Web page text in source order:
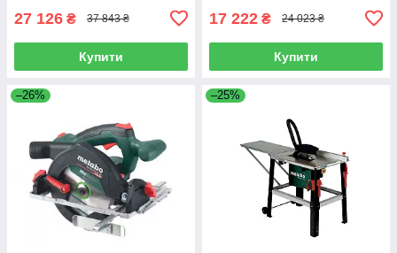
27 126 ₴ 37 843 ₴
Купити
17 222 ₴ 24 023 ₴
Купити
–26% –25%